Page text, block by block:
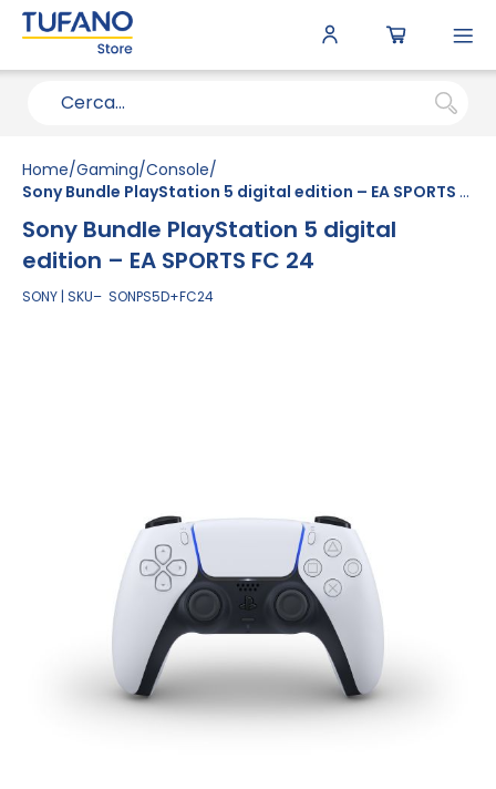
Home Gaming Console
Sony Bundle PlayStation 5 digital edition – EA SPORTS FC 24
Sony Bundle PlayStation 5 digital
edition – EA SPORTS FC 24
SONY SKU SONPS5D+FC24